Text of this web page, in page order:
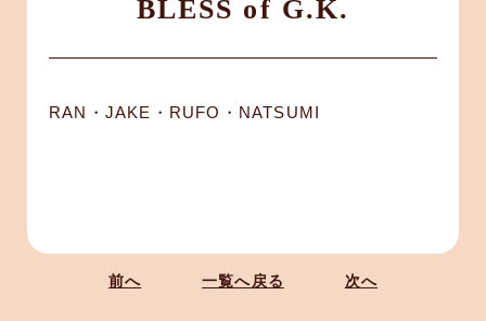
BLESS of G.K.
RAN・JAKE・RUFO・NATSUMI
前へ 一覧へ戻る 次へ